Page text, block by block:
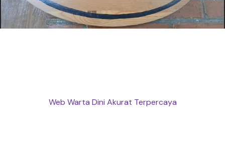
Web Warta Dini Akurat Terpercaya